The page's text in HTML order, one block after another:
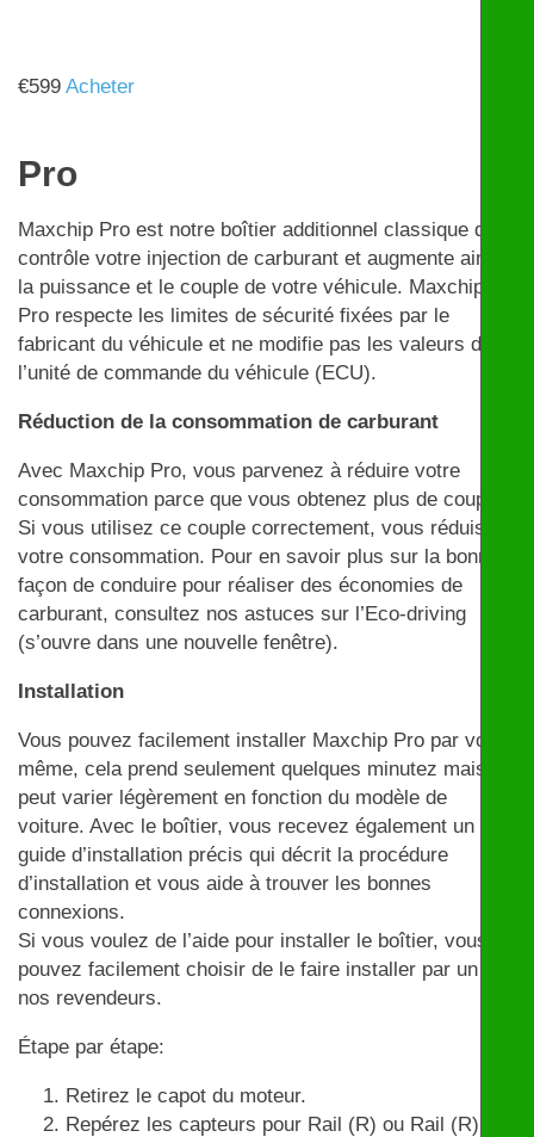
€599 Acheter
Pro
Maxchip Pro est notre boîtier additionnel classique qui
contrôle votre injection de carburant et augmente ainsi
la puissance et le couple de votre véhicule. Maxchip
Pro respecte les limites de sécurité fixées par le
fabricant du véhicule et ne modifie pas les valeurs de
l’unité de commande du véhicule (ECU).
Réduction de la consommation de carburant
Avec Maxchip Pro, vous parvenez à réduire votre
consommation parce que vous obtenez plus de couple.
Si vous utilisez ce couple correctement, vous réduisez
votre consommation. Pour en savoir plus sur la bonne
façon de conduire pour réaliser des économies de
carburant, consultez nos astuces sur l’Eco-driving
(s’ouvre dans une nouvelle fenêtre).
Installation
Vous pouvez facilement installer Maxchip Pro par vous-
même, cela prend seulement quelques minutez mais
peut varier légèrement en fonction du modèle de
voiture. Avec le boîtier, vous recevez également un
guide d’installation précis qui décrit la procédure
d’installation et vous aide à trouver les bonnes
connexions.
Si vous voulez de l’aide pour installer le boîtier, vous
pouvez facilement choisir de le faire installer par un de
nos revendeurs.
Étape par étape:
Retirez le capot du moteur.
Repérez les capteurs pour Rail (R) ou Rail (R) et